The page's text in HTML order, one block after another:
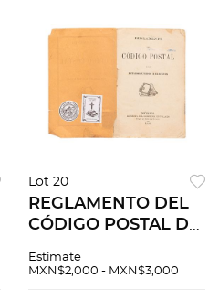
Lot 20
REGLAMENTO DEL
CÓDIGO POSTAL DE
UNIDOS
Estimate
MXN$2,000 - MXN$3,000